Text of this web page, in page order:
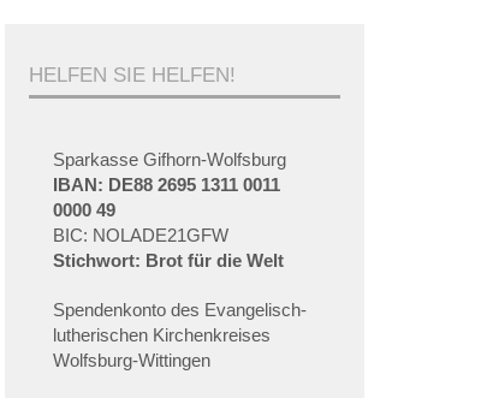
HELFEN SIE HELFEN!
Sparkasse Gifhorn-Wolfsburg
IBAN: DE88 2695 1311 0011
0000 49
BIC: NOLADE21GFW
Stichwort: Brot für die Welt
Spendenkonto des Evangelisch-
lutherischen Kirchenkreises
Wolfsburg-Wittingen